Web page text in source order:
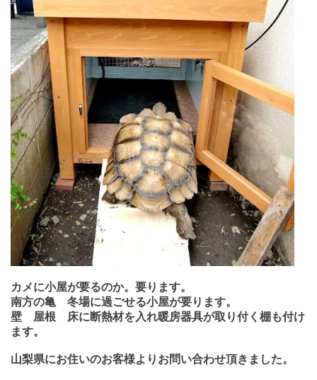
カメに小屋が要るのか。要ります。
南方の亀 冬場に過ごせる小屋が要ります。
壁 屋根 床に断熱材を入れ暖房器具が取り付く棚も付け
ます。
山梨県にお住いのお客様よりお問い合わせ頂きました。